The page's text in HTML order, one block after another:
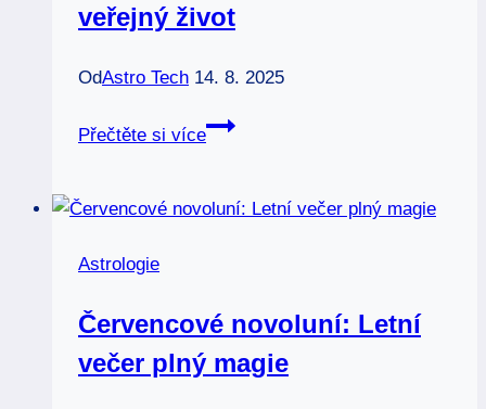
divočině
veřejný život
OdAstro Tech 14. 8. 2025
Přečtěte si více
10.
astrologii:
život
Astrologie
Červencové novoluní: Letní
večer plný magie